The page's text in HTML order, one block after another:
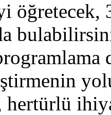
hertürlü